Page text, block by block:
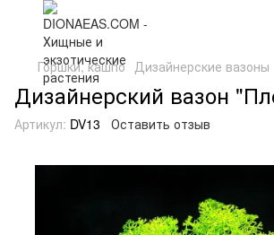
Горшки, кашпо Дизайнерские вазоны
Дизайнерский вазон
Артикул: DV13 Оставить отзыв